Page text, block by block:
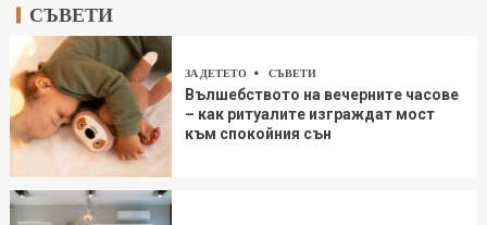
СЪВЕТИ
ЗА ДЕТЕТО СЪВЕТИ
Вълшебството на вечерните часове
– как ритуалите изграждат мост
към спокойния сън